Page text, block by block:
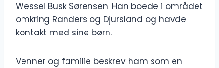
Wessel Busk Sørensen. Han boede i området
omkring Randers og Djursland og havde
kontakt med sine børn.
Venner og familie beskrev ham som en